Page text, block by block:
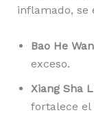
inflamado, se
Bao He
exceso.
Xiang Sha
fortalece el